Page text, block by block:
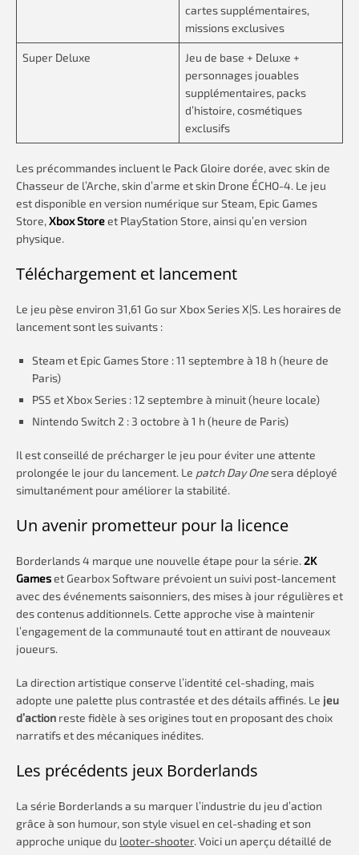
cartes supplémentaires,
missions exclusives
Super Deluxe
Jeu de base + Deluxe +
personnages jouables
supplémentaires, packs
d’histoire, cosmétiques
exclusifs
Les précommandes incluent le Pack Gloire dorée, avec skin de
Chasseur de l’Arche, skin d’arme et skin Drone ÉCHO-4. Le jeu
est disponible en version numérique sur Steam, Epic Games
Store, Xbox Storeet PlayStation Store, ainsi qu’en version
physique.
Téléchargement et lancement
Le jeu pèse environ 31,61 Go sur Xbox Series X|S. Les horaires de
lancement sont les suivants :
Steam et Epic Games Store : 11 septembre à 18 h (heure de
Paris)
PS5 et Xbox Series : 12 septembre à minuit (heure locale)
Nintendo Switch 2 : 3 octobre à 1 h (heure de Paris)
Il est conseillé de précharger le jeu pour éviter une attente
prolongée le jour du lancement. Le patch Day Onesera déployé
simultanément pour améliorer la stabilité.
Un avenir prometteur pour la licence
Borderlands 4 marque une nouvelle étape pour la série. 2K
Gameset Gearbox Software prévoient un suivi post-lancement
avec des événements saisonniers, des mises à jour régulières et
des contenus additionnels. Cette approche vise à maintenir
l’engagement de la communauté tout en attirant de nouveaux
joueurs.
La direction artistique conserve l’identité cel-shading, mais
adopte une palette plus contrastée et des détails affinés. Le jeu
d’action reste fidèle à ses origines tout en proposant des choix
narratifs et des mécaniques inédites.
Les précédents jeux Borderlands
La série Borderlands a su marquer l’industrie du jeu d’action
grâce à son humour, son style visuel en cel-shading et son
approche unique du looter-shooter. Voici un aperçu détaillé de